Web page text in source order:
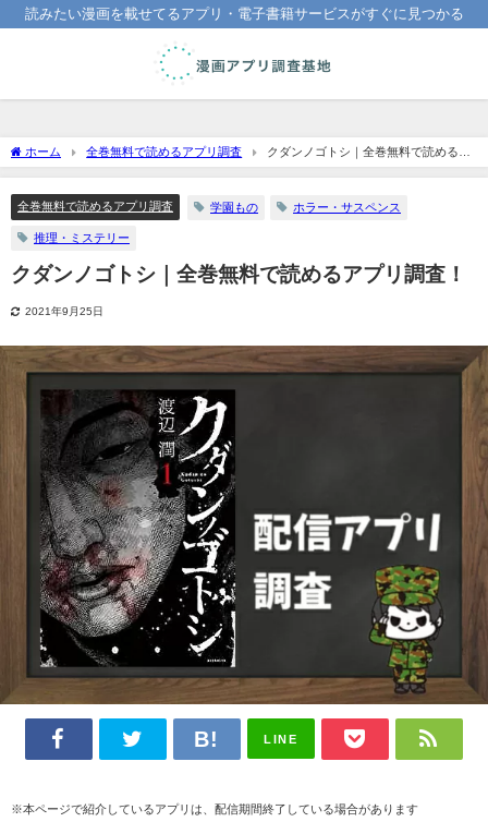
読みたい漫画を載せてるアプリ・電子書籍サービスがすぐに見つかる
ホーム 全巻無料で読めるアプリ調査
クダンノゴトシ｜全巻無料で読めるア
プリ調査！
全巻無料で読めるアプリ調査 学園もの ホラー・サスペンス
推理・ミステリー
クダンノゴトシ｜全巻無料で読めるアプリ調査！
2021年9月25日
LINE
※本ページで紹介しているアプリは、配信期間終了している場合があります